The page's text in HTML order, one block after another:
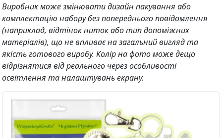
Виробник може змінювати дизайн пакування або
комплектацію набору без попереднього повідомлення
(наприклад, відтінок ниток або тип допоміжних
матеріалів), що не впливає на загальний вигляд та
якість готового виробу. Колір на фото може дещо
відрізнятися від реального через особливості
освітлення та налаштувань екрану.